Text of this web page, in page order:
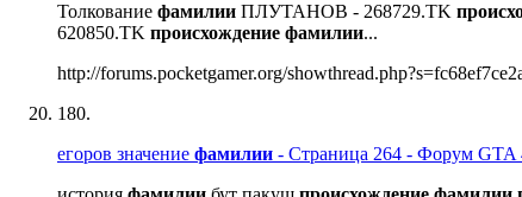
Толкование фамилии ПЛУТАНОВ - 268729.TK
620850.TK происхождение фамилии...
http://forums.pocketgamer.org/
180.
егоров значение фамилии - Страница 264 - Форум GTA